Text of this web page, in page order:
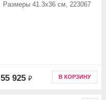
Размеры 41.3x36 см, 223067
55 925 ₽ В КОРЗИНУ